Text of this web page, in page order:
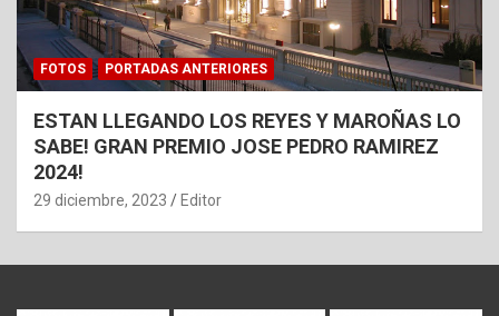
FOTOS PORTADAS ANTERIORES
ESTAN LLEGANDO LOS REYES Y MAROÑAS LO
SABE! GRAN PREMIO JOSE PEDRO RAMIREZ
2024!
29 diciembre, 2023 Editor